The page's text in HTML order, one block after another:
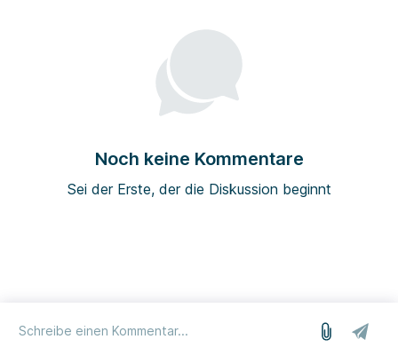
Noch keine Kommentare
Sei der Erste, der die Diskussion beginnt